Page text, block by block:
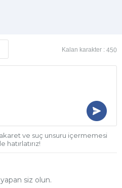
Kalan karakter : 450
ve suç unsuru içermemesi
siz olun.